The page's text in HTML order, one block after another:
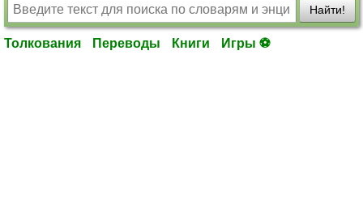
Найти!
Толкования Переводы Книги Игры ⚽